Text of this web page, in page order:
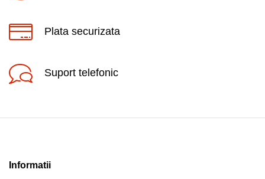
Plata securizata
Suport telefonic
Informatii